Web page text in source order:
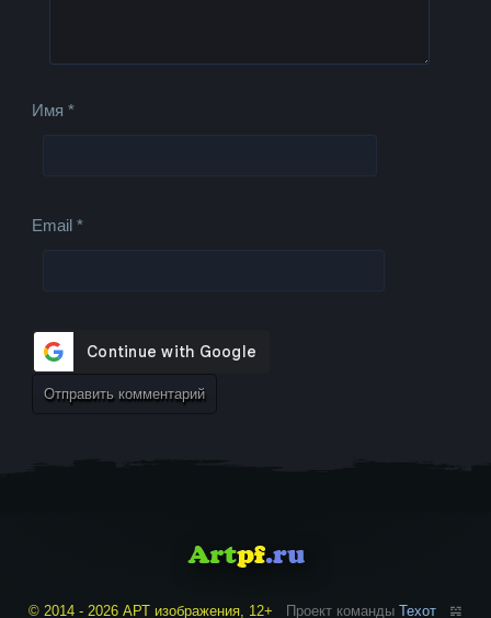
Имя*
Email*
© 2014 - 2026 АРТ изображения, 12+ Проект команды Техот 𝌴